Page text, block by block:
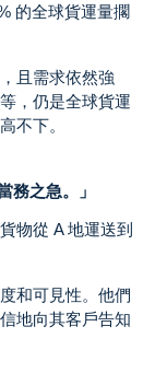
的全球貨運量擱
且需求依然強
，仍是全球貨運
不下。
務之急。」
物從 A 地運送到
和可見性。他們
地向其客戶告知